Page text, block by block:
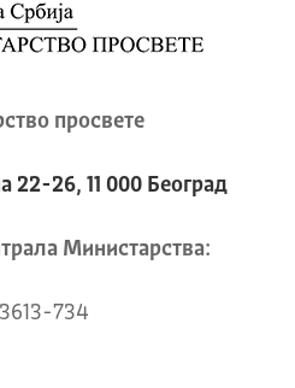
просвете
26, 11 000 Београд
Mинистарства:
734